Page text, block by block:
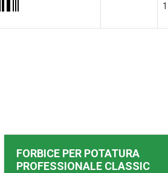
1
FORBICE PER POTATURA
PROFESSIONALE CLASSIC